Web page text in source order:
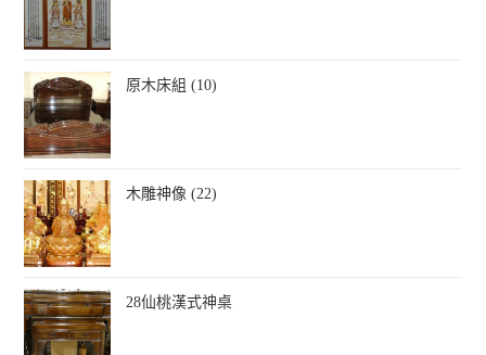
原木床組 (10)
木雕神像 (22)
28仙桃漢式神桌